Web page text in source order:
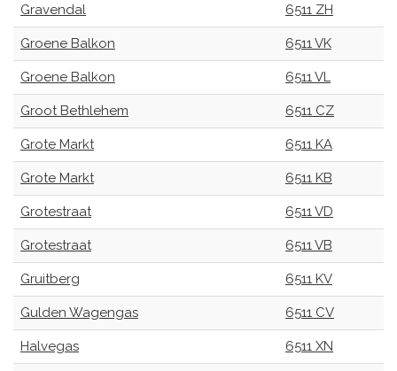
Gravendal 6511 ZH
Groene Balkon 6511 VK
Groene Balkon 6511 VL
Groot Bethlehem 6511 CZ
Grote Markt 6511 KA
Grote Markt 6511 KB
Grotestraat 6511 VD
Grotestraat 6511 VB
Gruitberg 6511 KV
Gulden Wagengas 6511 CV
Halvegas 6511 XN